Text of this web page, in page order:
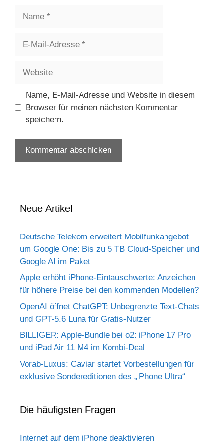
Adresse
Name, E-Mail-Adresse und Website in diesem
Browser für meinen nächsten Kommentar
speichern.
Neue Artikel
Deutsche Telekom erweitert Mobilfunkangebot
um Google One: Bis zu 5 TB Cloud-Speicher und
Google AI im Paket
Apple erhöht iPhone-Eintauschwerte: Anzeichen
für höhere Preise bei den kommenden Modellen?
OpenAI öffnet ChatGPT: Unbegrenzte Text-Chats
und GPT-5.6 Luna für Gratis-Nutzer
BILLIGER: Apple-Bundle bei o2: iPhone 17 Pro
und iPad Air 11 M4 im Kombi-Deal
Vorab-Luxus: Caviar startet Vorbestellungen für
exklusive Sondereditionen des „iPhone Ultra“
Die häufigsten Fragen
Internet auf dem iPhone deaktivieren